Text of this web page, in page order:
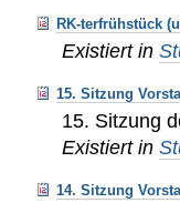
RK-terfrühstück
Existiert in
15. Sitzung
15. Sitzung
Existiert in
14. Sitzung